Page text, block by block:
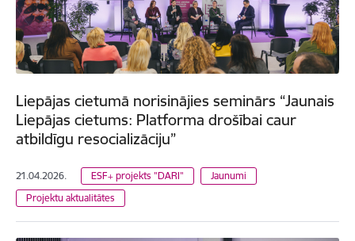
Liepājas cietumā norisinājies seminārs “Jaunais
Liepājas cietums: Platforma drošībai caur
atbildīgu resocializāciju”
21.04.2026. ESF+ projekts "DARI"
Jaunumi
Projektu aktualitātes